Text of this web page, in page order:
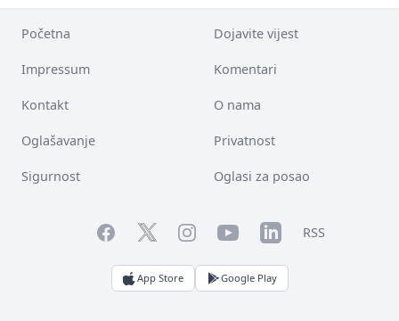
Početna Dojavite vijest
Impressum Komentari
Kontakt O nama
Oglašavanje Privatnost
Sigurnost Oglasi za posao
FacebookTwitterInstagramYouTubeLinkedInRSS
App Store Google Play